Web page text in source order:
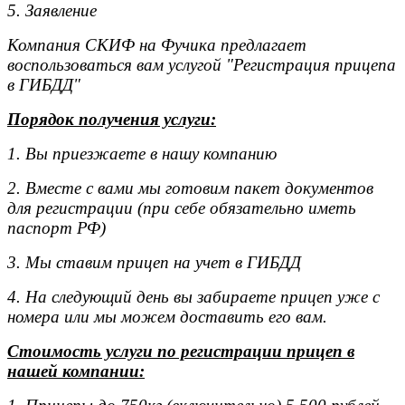
5. Заявление
Компания СКИФ на Фучика предлагает
воспользоваться вам услугой "Регистрация прицепа
в ГИБДД"
Порядок получения услуги:
1. Вы приезжаете в нашу компанию
2. Вместе с вами мы готовим пакет документов
для регистрации (при себе обязательно иметь
паспорт РФ)
3. Мы ставим прицеп на учет в ГИБДД
4. На следующий день вы забираете прицеп уже с
номера или мы можем доставить его вам.
Стоимость услуги по регистрации прицеп в
нашей компании: